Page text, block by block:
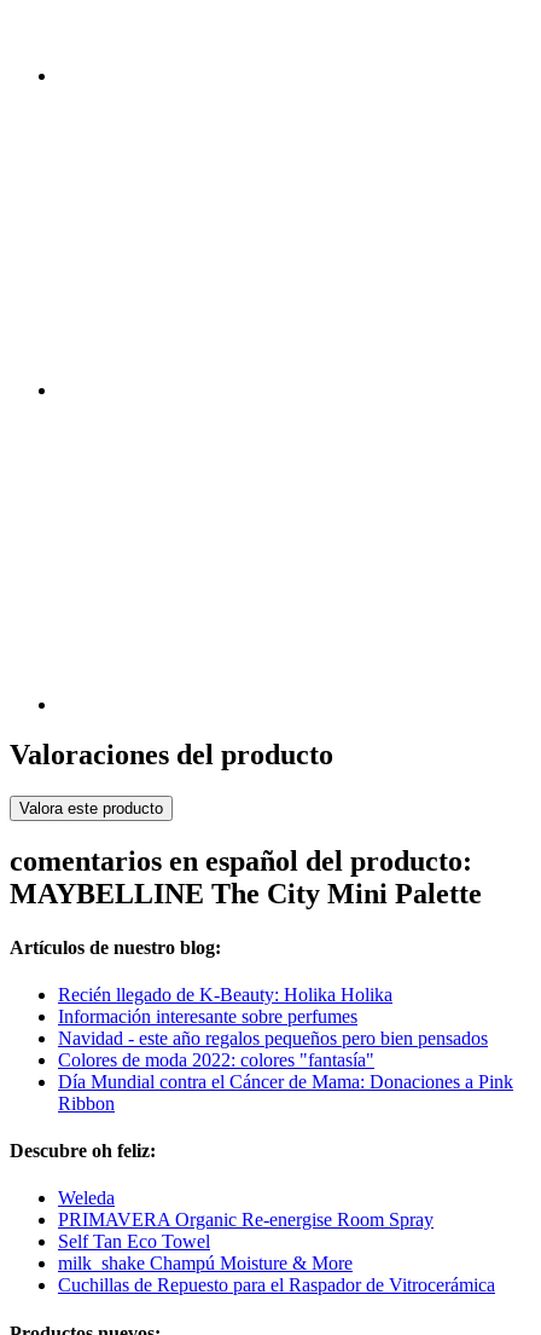
Valoraciones del producto
Valora este producto
comentarios en español del producto:
MAYBELLINE The City Mini Palette
Artículos de nuestro blog:
Recién llegado de K-Beauty: Holika Holika
Información interesante sobre perfumes
Navidad - este año regalos pequeños pero bien pensados
Colores de moda 2022: colores "fantasía"
Día Mundial contra el Cáncer de Mama: Donaciones a Pink
Ribbon
Descubre oh feliz:
Weleda
PRIMAVERA Organic Re-energise Room Spray
Self Tan Eco Towel
milk_shake Champú Moisture & More
Cuchillas de Repuesto para el Raspador de Vitrocerámica